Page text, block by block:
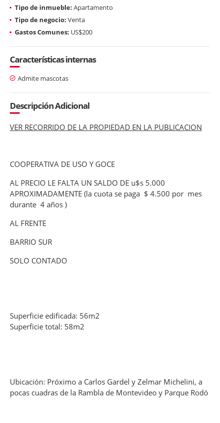
Tipo de inmueble: Apartamento
Tipo de negocio: Venta
Gastos Comunes: US$200
Características internas
Admite mascotas
Descripción Adicional
VER RECORRIDO DE LA PROPIEDAD EN LA PUBLICACION
COOPERATIVA DE USO Y GOCE
AL PRECIO LE FALTA UN SALDO DE u$s 5.000
APROXIMADAMENTE (la cuota se paga $ 4.500 por mes
durante 4 años )
AL FRENTE
BARRIO SUR
SOLO CONTADO
Superficie edificada: 56m2
Superficie total: 58m2
Ubicación: Próximo a Carlos Gardel y Zelmar Michelini, a
pocas cuadras de la Rambla de Montevideo y Parque Rodó